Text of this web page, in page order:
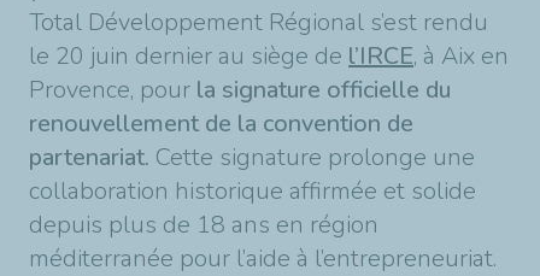
Total Développement Régional s’est rendu
le 20 juin dernier au siège de l’IRCE, à Aix en
Provence, pour la signature officielle du
renouvellement de la convention de
partenariat. Cette signature prolonge une
collaboration historique affirmée et solide
depuis plus de 18 ans en région
méditerranée pour l’aide à l’entrepreneuriat.